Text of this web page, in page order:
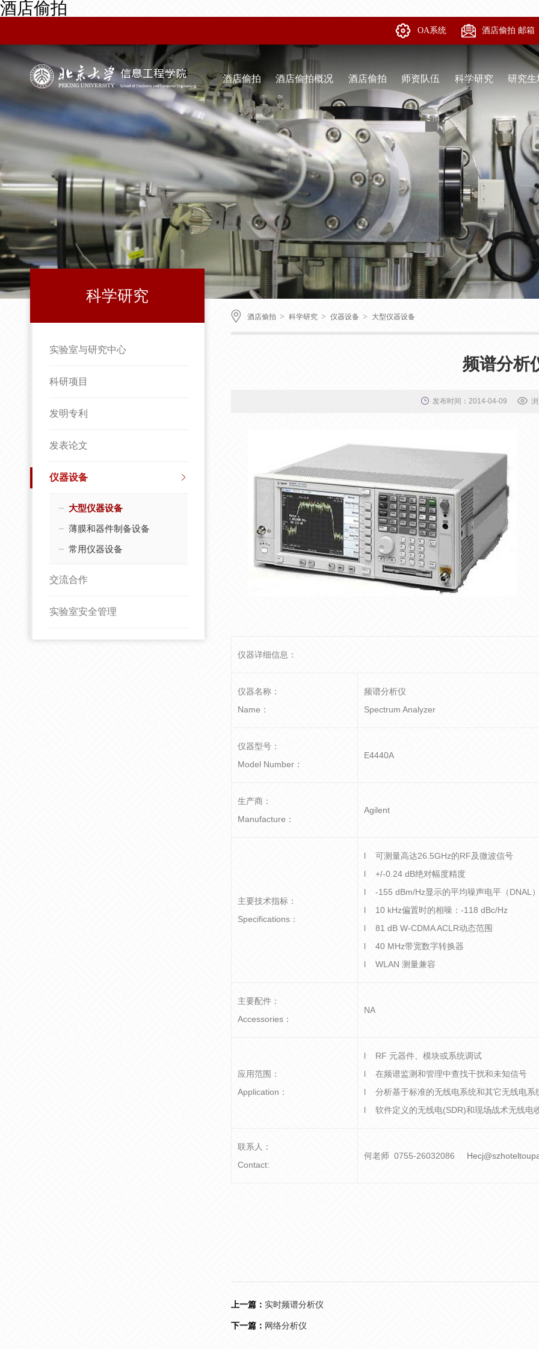
酒店偷拍
OA系统 酒店偷拍 邮箱
酒店偷拍 酒店偷拍概况 酒店偷拍 师资队伍 科学研究 研究生
科学研究
实验室与研究中心
科研项目
发明专利
发表论文
仪器设备
大型仪器设备
薄膜和器件制备设备
常用仪器设备
交流合作
实验室安全管理
酒店偷拍 > 科学研究 > 仪器设备 > 大型仪器设备
频谱分析
发布时间：2014-04-09
仪器详细信息：
仪器名称：
Name：
频谱分析仪
Spectrum Analyzer
仪器型号：
Model Number：
E4440A
生产商：
Manufacture：
Agilent
主要技术指标：
Specifications：
l 可测量高达26.5GHz的RF及微波信号
l +/-0.24 dB绝对幅度精度
l -155 dBm/Hz显示的平均噪声电平（DNAL
l 10 kHz偏置时的相噪：-118 dBc/Hz
l 81 dB W-CDMA ACLR动态范围
l 40 MHz带宽数字转换器
l WLAN 测量兼容
主要配件：
Accessories：
NA
应用范围：
Application：
l RF 元器件、模块或系统调试
l 在频谱监测和管理中查找干扰和未知信号
l 分析基于标准的无线电系统和其它无线电系
l 软件定义的无线电(SDR)和现场战术无线电
联系人：
Contact:
何老师 0755-26032086
上一篇： 实时频谱分析仪
下一篇： 网络分析仪